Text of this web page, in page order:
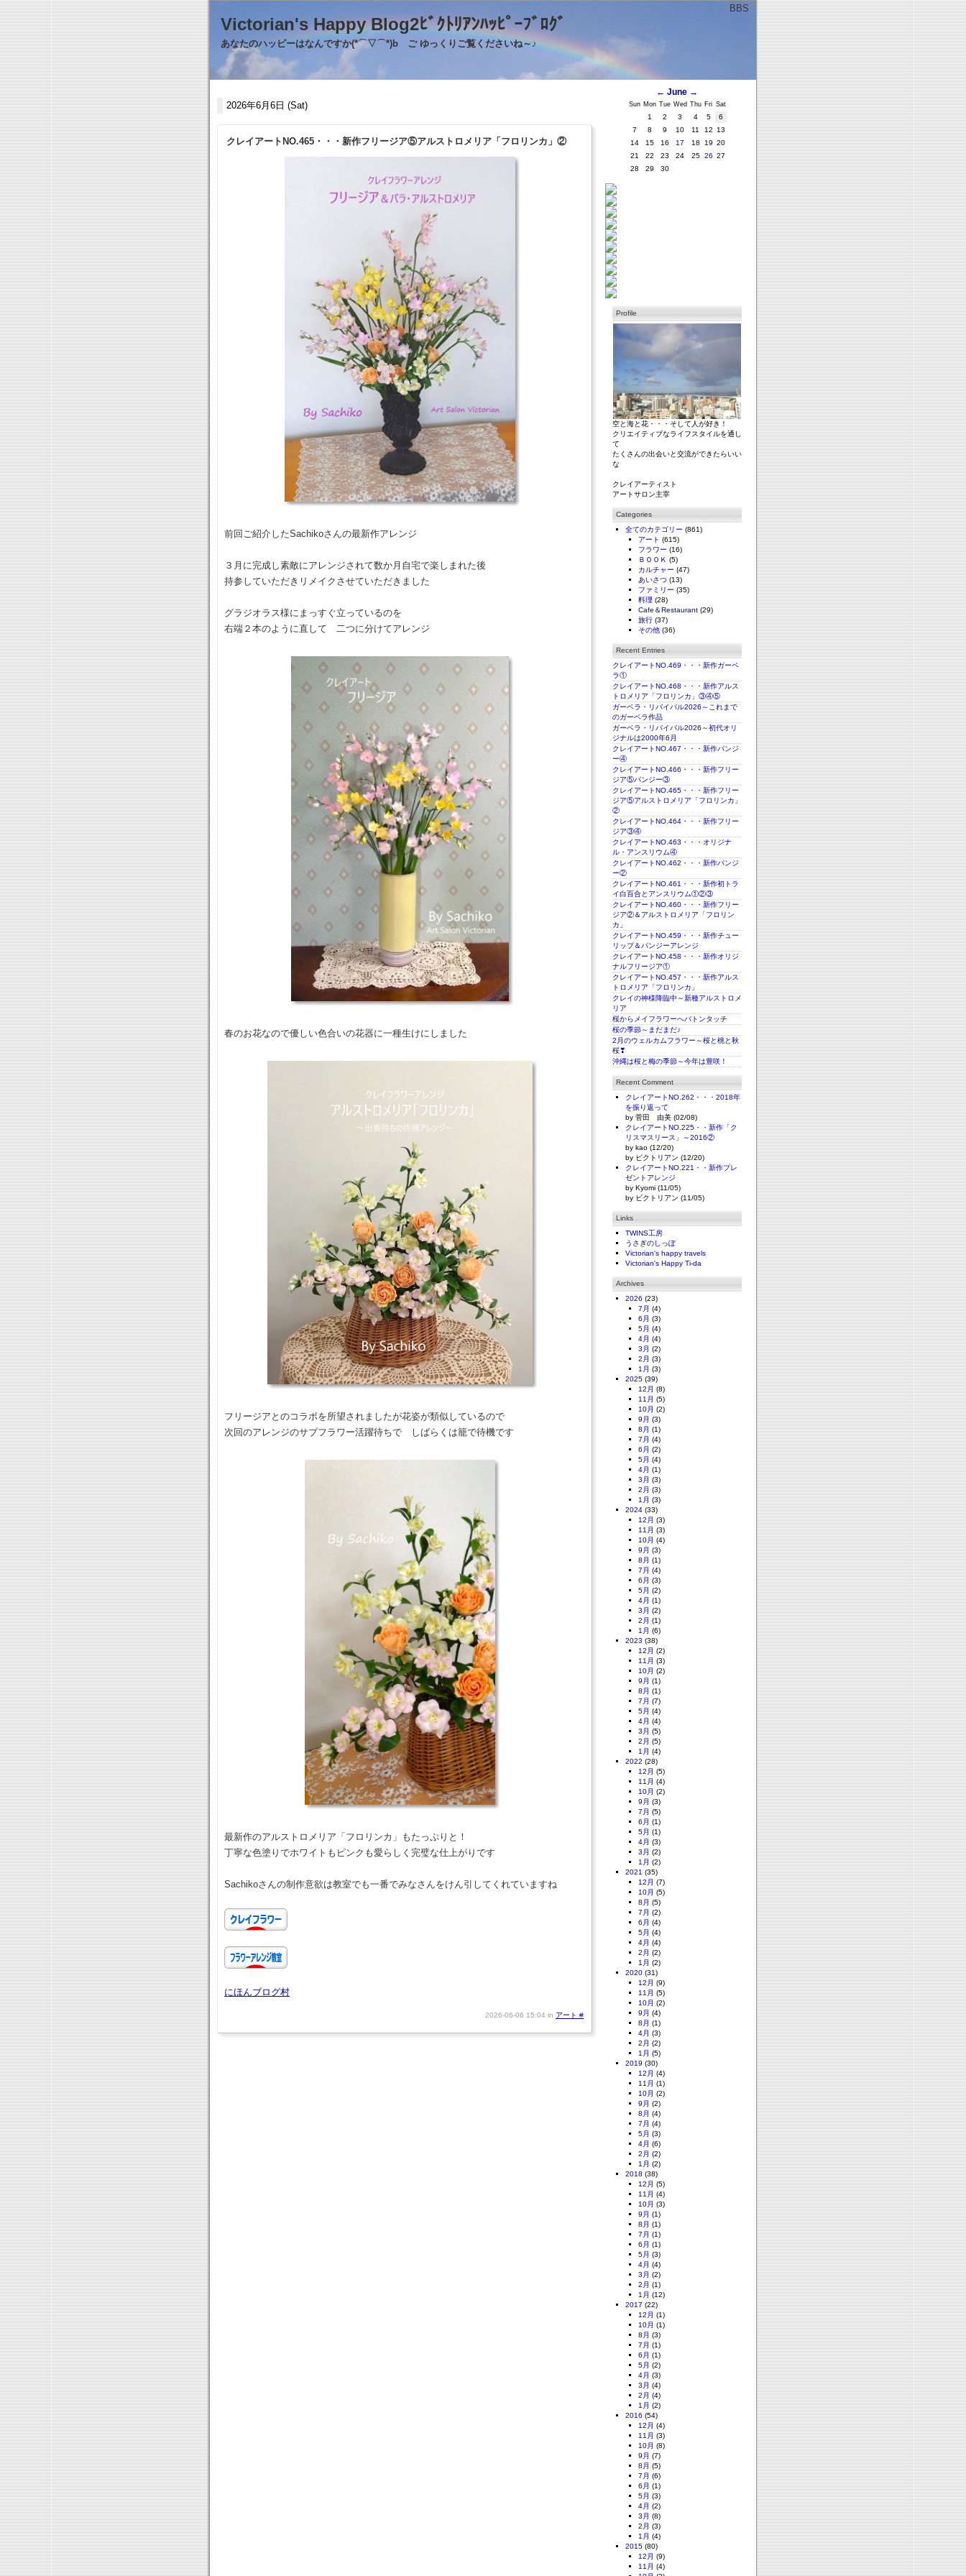
BBS
Victorian's Happy Blog2ﾋﾞｸﾄﾘｱﾝﾊｯﾋﾟｰﾌﾞﾛｸﾞ
あなたのハッピーはなんですか(*⌒▽⌒*)b ご ゆっくりご覧くださいね～♪
2026年6月6日 (Sat)
クレイアートNO.465・・・新作フリージア⑤アルストロメリア「フロリンカ」②
前回ご紹介したSachikoさんの最新作アレンジ
３月に完成し素敵にアレンジされて数か月自宅で楽しまれた後
持参していただきリメイクさせていただきました
グラジオラス様にまっすぐ立っているのを
右端２本のように直して 二つに分けてアレンジ
春のお花なので優しい色合いの花器に一種生けにしました
フリージアとのコラボを所望されましたが花姿が類似しているので
次回のアレンジのサブフラワー活躍待ちで しばらくは籠で待機です
最新作のアルストロメリア「フロリンカ」もたっぷりと！
丁寧な色塗りでホワイトもピンクも愛らしく完璧な仕上がりです
Sachikoさんの制作意欲は教室でも一番でみなさんをけん引してくれていますね
にほんブログ村
2026-06-06 15:04 in アート #
← June →
Sun Mon Tue Wed Thu Fri Sat
1 2 3 4 5
6
7
8 9 10 11 12
13
14
15 16 17 18 19 20
21
22 23 24 25 26 27
28
29 30
Profile
空と海と花・・・そして人が好き！
クリエイティブなライフスタイルを通し
て
たくさんの出会いと交流ができたらいい
な
クレイアーティスト
アートサロン主宰
Categories
全てのカテゴリー (861)
アート (615)
フラワー (16)
ＢＯＯＫ (5)
カルチャー (47)
あいさつ (13)
ファミリー (35)
料理 (28)
Cafe＆Restaurant (29)
旅行 (37)
その他 (36)
Recent Entries
クレイアートNO.469・・・新作ガーベ
ラ①
クレイアートNO.468・・・新作アルス
トロメリア「フロリンカ」③④⑤
ガーベラ・リバイバル2026～これまで
のガーベラ作品
ガーベラ・リバイバル2026～初代オリ
ジナルは2000年6月
クレイアートNO.467・・・新作パンジ
ー④
クレイアートNO.466・・・新作フリー
ジア⑤パンジー③
クレイアートNO.465・・・新作フリー
ジア⑤アルストロメリア「フロリンカ」
②
クレイアートNO.464・・・新作フリー
ジア③④
クレイアートNO.463・・・オリジナ
ル・アンスリウム④
クレイアートNO.462・・・新作パンジ
ー②
クレイアートNO.461・・・新作初トラ
イ白百合とアンスリウム①②③
クレイアートNO.460・・・新作フリー
ジア②＆アルストロメリア「フロリン
カ」
クレイアートNO.459・・・新作チュー
リップ＆パンジーアレンジ
クレイアートNO.458・・・新作オリジ
ナルフリージア①
クレイアートNO.457・・・新作アルス
トロメリア「フロリンカ」
クレイの神様降臨中～新種アルストロメ
リア
桜からメイフラワーへバトンタッチ
桜の季節～まだまだ♪
2月のウェルカムフラワー～桜と桃と秋
桜❣
沖縄は桜と梅の季節～今年は豊咲！
Recent Comment
クレイアートNO.262・・・2018年
を振り返って
by 菅田 由美 (02/08)
クレイアートNO.225・・新作「ク
リスマスリース」～2016②
by kao (12/20)
by ビクトリアン (12/20)
クレイアートNO.221・・新作プレ
ゼントアレンジ
by Kyomi (11/05)
by ビクトリアン (11/05)
Links
TWINS工房
うさぎのしっぽ
Victorian's happy travels
Victorian's Happy Ti-da
Archives
2026 (23)
7月 (4)
6月 (3)
5月 (4)
4月 (4)
3月 (2)
2月 (3)
1月 (3)
2025 (39)
12月 (8)
11月 (5)
10月 (2)
9月 (3)
8月 (1)
7月 (4)
6月 (2)
5月 (4)
4月 (1)
3月 (3)
2月 (3)
1月 (3)
2024 (33)
12月 (3)
11月 (3)
10月 (4)
9月 (3)
8月 (1)
7月 (4)
6月 (3)
5月 (2)
4月 (1)
3月 (2)
2月 (1)
1月 (6)
2023 (38)
12月 (2)
11月 (3)
10月 (2)
9月 (1)
8月 (1)
7月 (7)
5月 (4)
4月 (4)
3月 (5)
2月 (5)
1月 (4)
2022 (28)
12月 (5)
11月 (4)
10月 (2)
9月 (3)
7月 (5)
6月 (1)
5月 (1)
4月 (3)
3月 (2)
1月 (2)
2021 (35)
12月 (7)
10月 (5)
8月 (5)
7月 (2)
6月 (4)
5月 (4)
4月 (4)
2月 (2)
1月 (2)
2020 (31)
12月 (9)
11月 (5)
10月 (2)
9月 (4)
8月 (1)
4月 (3)
2月 (2)
1月 (5)
2019 (30)
12月 (4)
11月 (1)
10月 (2)
9月 (2)
8月 (4)
7月 (4)
5月 (3)
4月 (6)
2月 (2)
1月 (2)
2018 (38)
12月 (5)
11月 (4)
10月 (3)
9月 (1)
8月 (1)
7月 (1)
6月 (1)
5月 (3)
4月 (4)
3月 (2)
2月 (1)
1月 (12)
2017 (22)
12月 (1)
10月 (1)
8月 (3)
7月 (1)
6月 (1)
5月 (2)
4月 (3)
3月 (4)
2月 (4)
1月 (2)
2016 (54)
12月 (4)
11月 (3)
10月 (8)
9月 (7)
8月 (5)
7月 (6)
6月 (1)
5月 (3)
4月 (2)
3月 (8)
2月 (3)
1月 (4)
2015 (80)
12月 (9)
11月 (4)